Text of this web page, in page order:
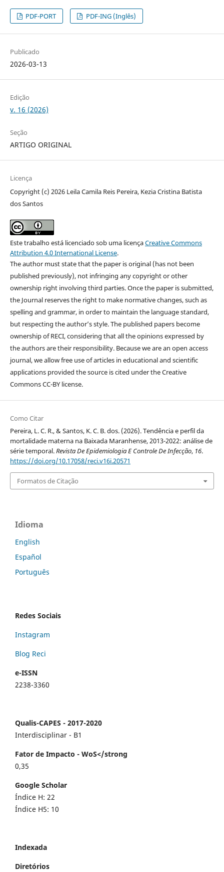
PDF-PORT PDF-ING (Inglês)
Publicado
2026-03-13
Edição
v. 16 (2026)
Seção
ARTIGO ORIGINAL
Licença
Copyright (c) 2026 Leila Camila Reis Pereira, Kezia Cristina Batista
dos Santos
Este trabalho está licenciado sob uma licençaCreative Commons
Attribution 4.0 International License.
The author must state that the paper is original (has not been
published previously), not infringing any copyright or other
ownership right involving third parties. Once the paper is submitted,
the Journal reserves the right to make normative changes, such as
spelling and grammar, in order to maintain the language standard,
but respecting the author’s style. The published papers become
ownership of RECI, considering that all the opinions expressed by
the authors are their responsibility. Because we are an open access
journal, we allow free use of articles in educational and scientific
applications provided the source is cited under the Creative
Commons CC-BY license.
Como Citar
Pereira, L. C. R., & Santos, K. C. B. dos. (2026). Tendência e perfil da
mortalidade materna na Baixada Maranhense, 2013-2022: análise de
série temporal.Revista De Epidemiologia E Controle De Infecção, 16.
https://doi.org/10.17058/reci.v16i.20571
Formatos de Citação
Idioma
English
Español
Português
Redes Sociais
Instagram
Blog Reci
e-ISSN
2238-3360
Qualis-CAPES - 2017-2020
Interdisciplinar - B1
Fator de Impacto - WoS</strong
0,35
Google Scholar
Índice H: 22
Índice H5: 10
Indexada
Diretórios